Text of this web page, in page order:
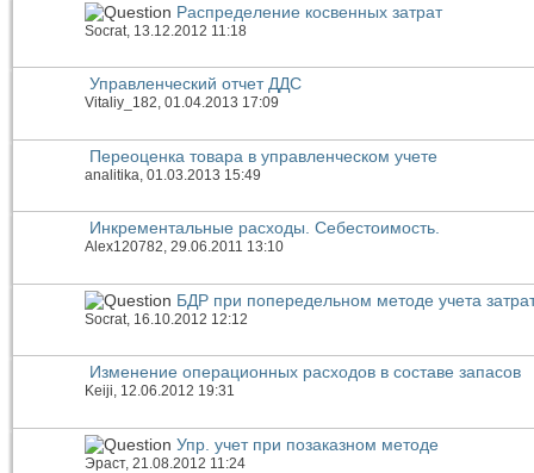
Распределение косвенных затрат
Socrat, 13.12.2012 11:18
Управленческий отчет ДДС
Vitaliy_182, 01.04.2013 17:09
Переоценка товара в управленческом учете
analitika , 01.03.2013 15:49
Инкрементальные расходы. Себестоимость.
Alex120782, 29.06.2011 13:10
БДР при попередельном методе учета
Socrat , 16.10.2012 12:12
Изменение операционных расходов в составе запасов
Keiji, 12.06.2012 19:31
Упр. учет при позаказном методе
Эраст, 21.08.2012 11:24